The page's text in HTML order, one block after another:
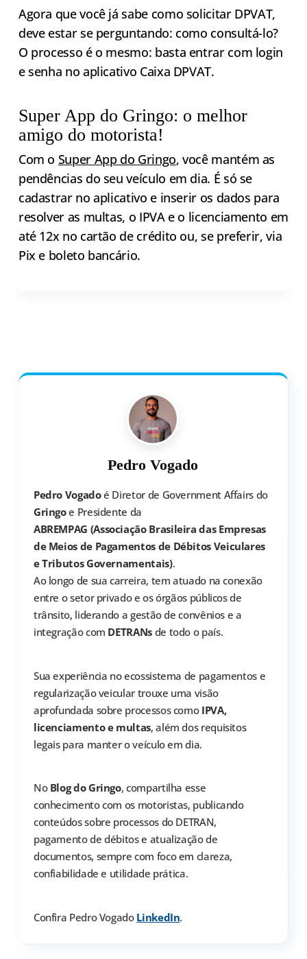
Agora que você já sabe como solicitar DPVAT,
deve estar se perguntando: como consultá-lo?
O processo é o mesmo: basta entrar com login
e senha no aplicativo Caixa DPVAT.
Super App do Gringo: o melhor
amigo do motorista!
Com o Super App do Gringo, você mantém as
pendências do seu veículo em dia. É só se
cadastrar no aplicativo e inserir os dados para
resolver as multas, o IPVA e o licenciamento em
até 12x no cartão de crédito ou, se preferir, via
Pix e boleto bancário.
Pedro Vogado
Pedro Vogadoé Diretor de Government Affairs do
Gringoe Presidente da
ABREMPAG (Associação Brasileira das Empresas
de Meios de Pagamentos de Débitos Veiculares
e Tributos Governamentais).
Ao longo de sua carreira, tem atuado na conexão
entre o setor privado e os órgãos públicos de
trânsito, liderando a gestão de convênios e a
integração com DETRANsde todo o país.
Sua experiência no ecossistema de pagamentos e
regularização veicular trouxe uma visão
aprofundada sobre processos como IPVA,
licenciamento e multas, além dos requisitos
legais para manter o veículo em dia.
No Blog do Gringo, compartilha esse
conhecimento com os motoristas, publicando
conteúdos sobre processos do DETRAN,
pagamento de débitos e atualização de
documentos, sempre com foco em clareza,
confiabilidade e utilidade prática.
Confira Pedro Vogado LinkedIn.